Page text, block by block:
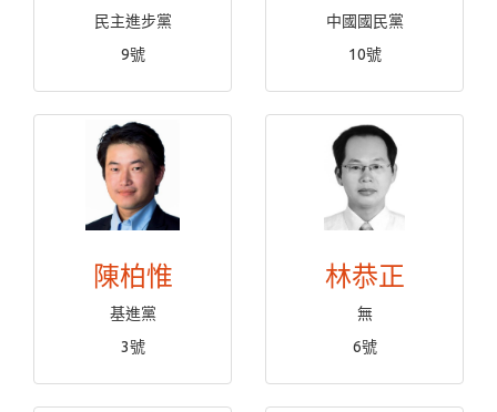
民主進步黨
9號
中國國民黨
10號
陳柏惟
基進黨
3號
林恭正
無
6號